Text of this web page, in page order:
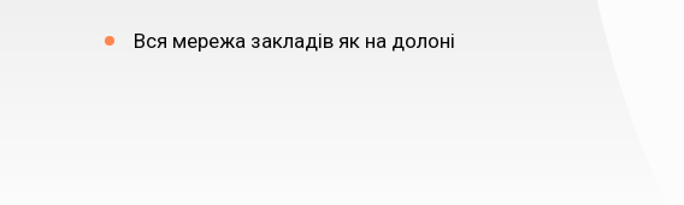
Вся мережа закладів як на долоні